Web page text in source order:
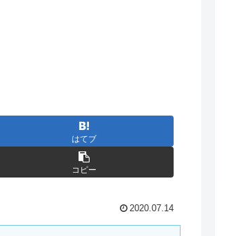
はてブ
コピー
2020.07.14